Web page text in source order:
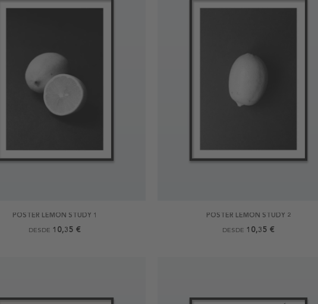
POSTER LEMON STUDY 1
DESDE 10,35 €
POSTER LEMON STUDY 2
DESDE 10,35 €